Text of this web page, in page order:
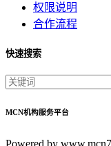
权限说明
合作流程
快速搜索
MCN机构服务平台